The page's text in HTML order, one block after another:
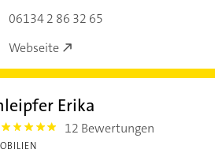
06134 2 86 32 65
Webseite
Erika
5.0 12 Bewertungen